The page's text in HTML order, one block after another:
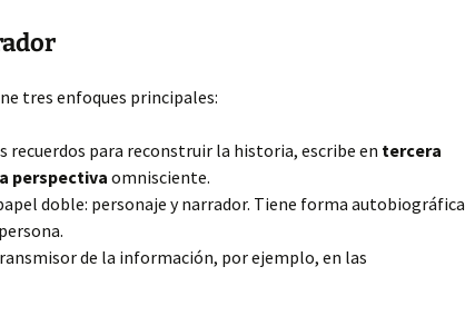
tres enfoques principales:
recuerdos para reconstruir la historia, escribe en tercera
perspectiva omnisciente.
doble: personaje y narrador. Tiene forma autobiográfica
persona.
de la información, por ejemplo, en las